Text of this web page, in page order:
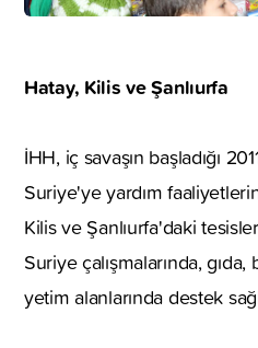
Hatay, Kilis ve Şanlıurfa
İHH, iç savaşın başladığı
Suriye'ye yardım
Kilis ve Şanlıurfa'daki
Suriye çalışmalarında,
yetim alanlarında destek